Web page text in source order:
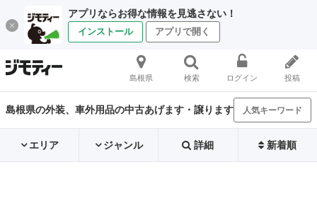
アプリならお得な情報を見逃さない！
インストール アプリで開く
島根県 検索 ログイン 投稿
島根県の外装、車外用品の中古あげます・譲ります 人気キーワード
エリア ジャンル 詳細 新着順